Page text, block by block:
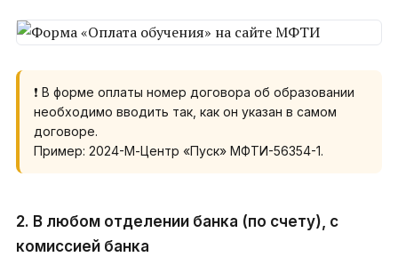
❗ В форме оплаты номер договора об образовании
необходимо вводить так, как он указан в самом
договоре.
Пример: 2024-М-Центр «Пуск» МФТИ-56354-1.
2. В любом отделении банка (по счету), с
комиссией банка